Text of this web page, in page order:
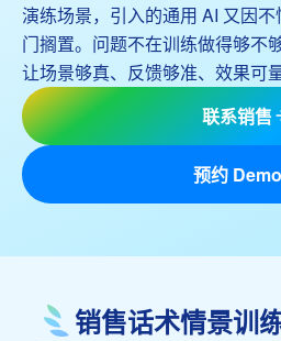
演练场景，引入的通用 AI 又因
门搁置。问题不在训练做得够不
让场景够真、反馈够准、效果可
联系销售
预约 Demo
销售话术情景训